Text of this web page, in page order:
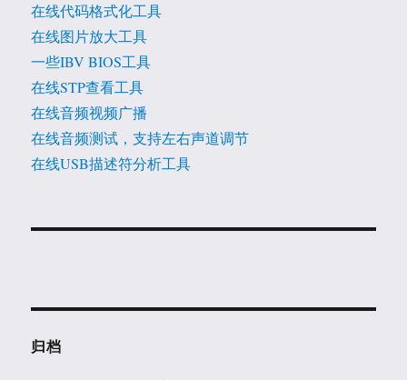
在线代码格式化工具
在线图片放大工具
一些IBV BIOS工具
在线STP查看工具
在线音频视频广播
在线音频测试，支持左右声道调节
在线USB描述符分析工具
归档